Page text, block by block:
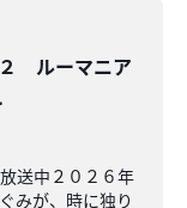
ルーマニア
送中２０２６年
みが、時に独り